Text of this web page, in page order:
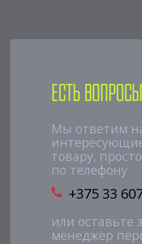
Есть
Мы ответим
товару,
по телефону
+375 33
или оставьте
менеджер